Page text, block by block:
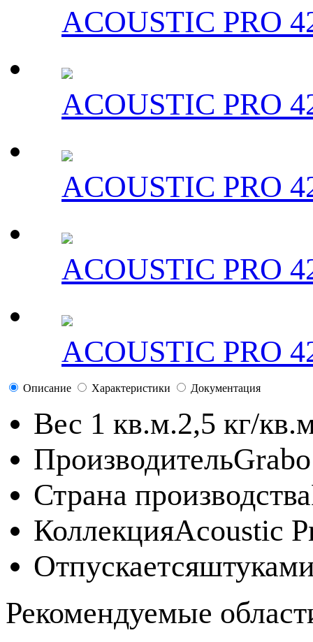
ACOUSTIC PRO
ACOUSTIC PRO
ACOUSTIC PRO
ACOUSTIC PRO
ACOUSTIC PRO
Описание Характеристики Документация
Вес 1 кв.м.2,5 кг/
ПроизводительGrabo
Страна производства
КоллекцияAcoustic
Отпускается
Рекомендуемые